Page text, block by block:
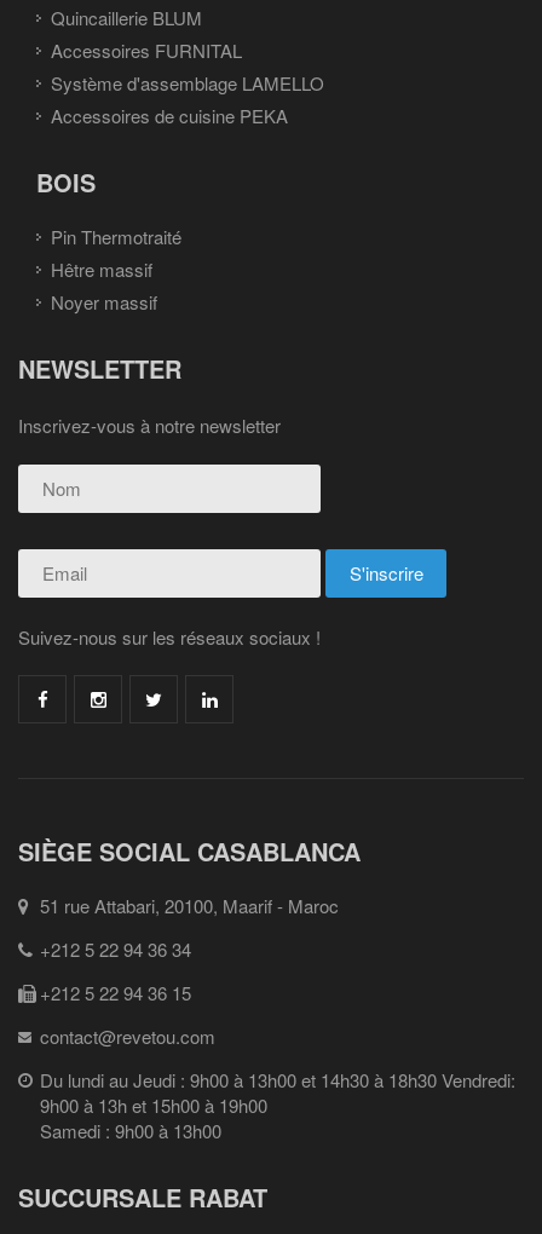
Quincaillerie BLUM
Accessoires FURNITAL
Système d'assemblage LAMELLO
Accessoires de cuisine PEKA
BOIS
Pin Thermotraité
Hêtre massif
Noyer massif
NEWSLETTER
Inscrivez-vous à notre newsletter
Suivez-nous sur les réseaux sociaux !
SIÈGE SOCIAL CASABLANCA
51 rue Attabari, 20100, Maarif - Maroc
+212 5 22 94 36 34
+212 5 22 94 36 15
contact@revetou.com
Du lundi au Jeudi : 9h00 à 13h00 et 14h30 à 18h30 Vendredi:
9h00 à 13h et 15h00 à 19h00
Samedi : 9h00 à 13h00
SUCCURSALE RABAT